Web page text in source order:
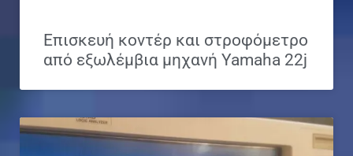
Επισκευή κοντέρ και στροφόμετρο
από εξωλέμβια μηχανή Yamaha 22j